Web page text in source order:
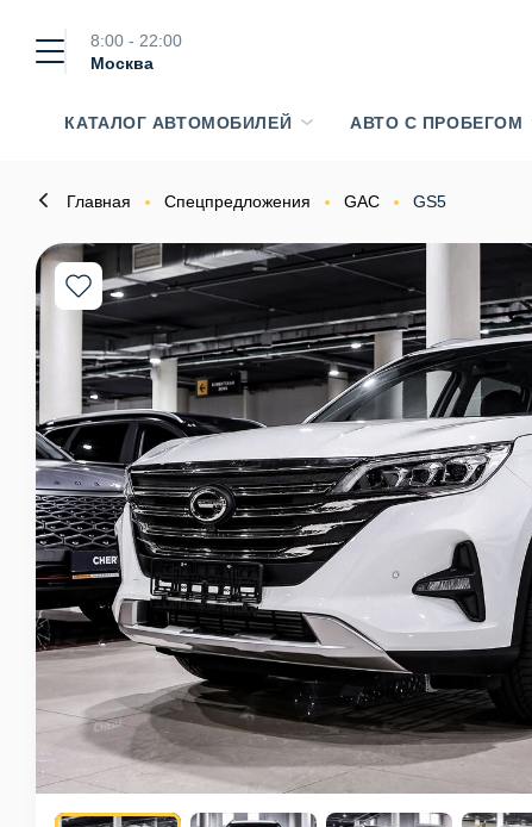
8:00 - 22:00
Москва
КАТАЛОГ АВТОМОБИЛЕЙ АВТО С ПРОБЕГОМ
Главная Спецпредложения GAC GS5